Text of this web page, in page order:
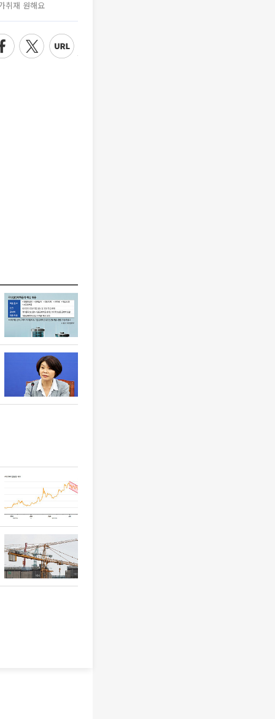
취재 원해요